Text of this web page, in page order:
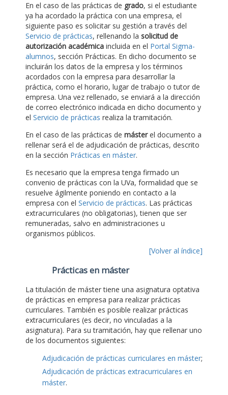
En el caso de las prácticas de grado, si el estudiante
ya ha acordado la práctica con una empresa, el
siguiente paso es solicitar su gestión a través del
Servicio de prácticas, rellenando la solicitud de
autorización académica incluida en el Portal Sigma-
alumnos, sección Prácticas. En dicho documento se
incluirán los datos de la empresa y los términos
acordados con la empresa para desarrollar la
práctica, como el horario, lugar de trabajo o tutor de
empresa. Una vez rellenado, se enviará a la dirección
de correo electrónico indicada en dicho documento y
el Servicio de prácticas realiza la tramitación.
En el caso de las prácticas de másterel documento a
rellenar será el de adjudicación de prácticas, descrito
en la sección Prácticas en máster.
Es necesario que la empresa tenga firmado un
convenio de prácticas con la UVa, formalidad que se
resuelve ágilmente poniendo en contacto a la
empresa con el Servicio de prácticas. Las prácticas
extracurriculares (no obligatorias), tienen que ser
remuneradas, salvo en administraciones u
organismos públicos.
[Volver al índice]
Prácticas en máster
La titulación de máster tiene una asignatura optativa
de prácticas en empresa para realizar prácticas
curriculares. También es posible realizar prácticas
extracurriculares (es decir, no vinculadas a la
asignatura). Para su tramitación, hay que rellenar uno
de los documentos siguientes:
Adjudicación de prácticas curriculares en máster;
Adjudicación de prácticas extracurriculares en
máster.